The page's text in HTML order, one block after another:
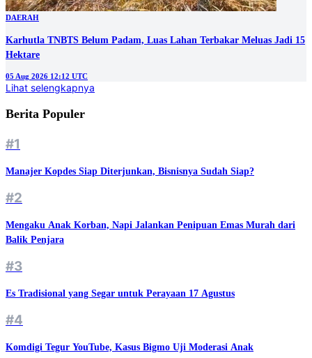
DAERAH
Karhutla TNBTS Belum Padam, Luas Lahan Terbakar Meluas Jadi 15
Hektare
05 Aug 2026 12:12 UTC
Lihat selengkapnya
Berita Populer
#1
Manajer Kopdes Siap Diterjunkan, Bisnisnya Sudah Siap?
#2
Mengaku Anak Korban, Napi Jalankan Penipuan Emas Murah dari
Balik Penjara
#3
Es Tradisional yang Segar untuk Perayaan 17 Agustus
#4
Komdigi Tegur YouTube, Kasus Bigmo Uji Moderasi Anak